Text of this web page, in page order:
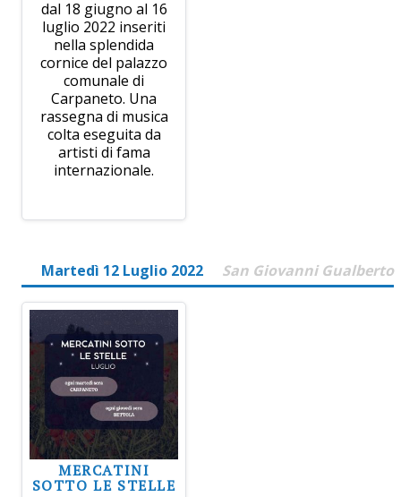
dal 18 giugno al 16
luglio 2022 inseriti
nella splendida
cornice del palazzo
comunale di
Carpaneto. Una
rassegna di musica
colta eseguita da
artisti di fama
internazionale.
Martedì 12 Luglio 2022 San Giovanni Gualberto
MERCATINI
SOTTO LE STELLE